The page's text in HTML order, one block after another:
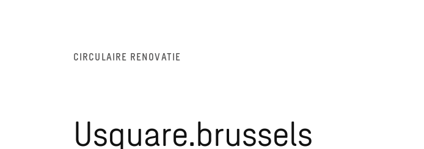
CIRCULAIRE RENOVATIE
Usquare.brussels